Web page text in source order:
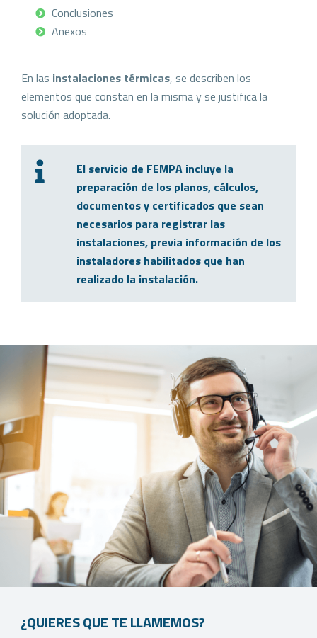
Conclusiones
Anexos
En las instalaciones térmicas, se describen los
elementos que constan en la misma y se justifica la
solución adoptada.
El servicio de FEMPA incluye la
preparación de los planos, cálculos,
documentos y certificados que sean
necesarios para registrar las
instalaciones, previa información de los
instaladores habilitados que han
realizado la instalación.
¿QUIERES QUE TE LLAMEMOS?